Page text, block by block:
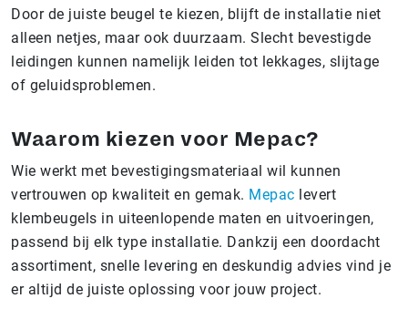
Door de juiste beugel te kiezen, blijft de installatie niet
alleen netjes, maar ook duurzaam. Slecht bevestigde
leidingen kunnen namelijk leiden tot lekkages, slijtage
of geluidsproblemen.
Waarom kiezen voor Mepac?
Wie werkt met bevestigingsmateriaal wil kunnen
vertrouwen op kwaliteit en gemak. Mepac levert
klembeugels in uiteenlopende maten en uitvoeringen,
passend bij elk type installatie. Dankzij een doordacht
assortiment, snelle levering en deskundig advies vind je
er altijd de juiste oplossing voor jouw project.